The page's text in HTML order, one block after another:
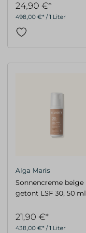
498,00 €* / 1 Liter
24,90 €*
Alga Maris
Sonnencreme beige
getönt LSF 30, 50 ml
438,00 €* / 1 Liter
21,90 €*